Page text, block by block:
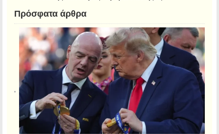
Πρόσφατα άρθρα